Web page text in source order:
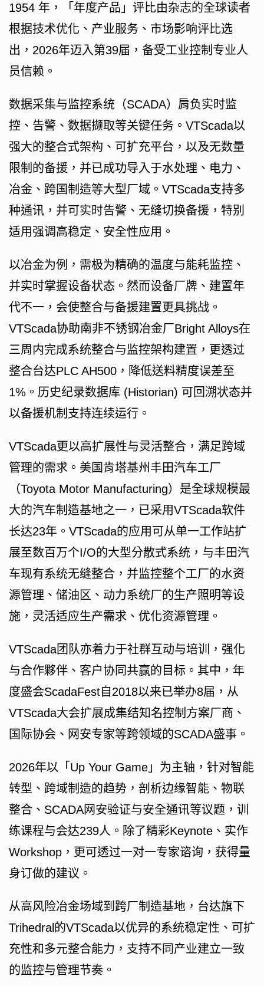
1954 年，「年度产品」评比由杂志的全球读者
根据技术优化、产业服务、市场影响评比选
出，2026年迈入第39届，备受工业控制专业人
员信赖。
数据采集与监控系统（SCADA）肩负实时监
控、告警、数据撷取等关键任务。VTScada以
强大的整合式架构、可扩充平台，以及无数量
限制的备援，并已成功导入于水处理、电力、
冶金、跨国制造等大型厂域。VTScada支持多
种通讯，并可实时告警、无缝切换备援，特别
适用强调高稳定、安全性应用。
以冶金为例，需极为精确的温度与能耗监控、
并实时掌握设备状态。然而设备厂牌、建置年
代不一，会使整合与备援建置更具挑战。
VTScada协助南非不锈钢冶金厂Bright Alloys在
三周内完成系统整合与监控架构建置，更透过
整合台达PLC AH500，降低送料精度误差至
1%。历史纪录数据库 (Historian) 可回溯状态并
以备援机制支持连续运行。
VTScada更以高扩展性与灵活整合，满足跨域
管理的需求。美国肯塔基州丰田汽车工厂
（Toyota Motor Manufacturing）是全球规模最
大的汽车制造基地之一，已采用VTScada软件
长达23年。VTScada的应用可从单一工作站扩
展至数百万个I/O的大型分散式系统，与丰田汽
车现有系统无缝整合，并监控整个工厂的水资
源管理、储油区、动力系统厂的生产照明等设
施，灵活适应生产需求、优化资源管理。
VTScada团队亦着力于社群互动与培训，强化
与合作夥伴、客户协同共赢的目标。其中，年
度盛会ScadaFest自2018以来已举办8届，从
VTScada大会扩展成集结知名控制方案厂商、
国际协会、网安专家等跨领域的SCADA盛事。
2026年以「Up Your Game」为主轴，针对智能
转型、跨域制造的趋势，剖析边缘智能、物联
整合、SCADA网安验证与安全通讯等议题，训
练课程与会达239人。除了精彩Keynote、实作
Workshop，更可透过一对一专家谘询，获得量
身订做的建议。
从高风险冶金场域到跨厂制造基地，台达旗下
Trihedral的VTScada以优异的系统稳定性、可扩
充性和多元整合能力，支持不同产业建立一致
的监控与管理节奏。